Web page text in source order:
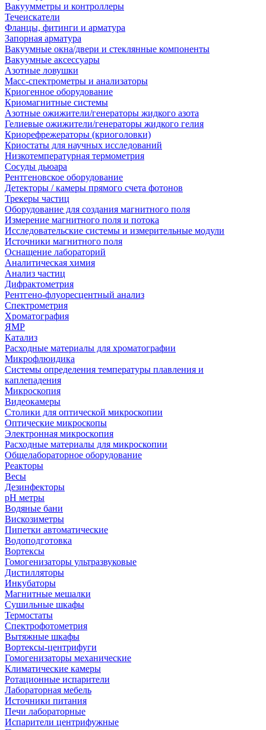
Вакуумметры и контроллеры
Течеискатели
Фланцы, фитинги и арматура
Запорная арматура
Вакуумные окна/двери и стеклянные компоненты
Вакуумные аксессуары
Азотные ловушки
Масс-спектрометры и анализаторы
Криогенное оборудование
Криомагнитные системы
Азотные ожижители/генераторы жидкого азота
Гелиевые ожижители/генераторы жидкого гелия
Криорефрежераторы (криоголовки)
Криостаты для научных исследований
Низкотемпературная термометрия
Сосуды дьюара
Рентгеновское оборудование
Детекторы / камеры прямого счета фотонов
Трекеры частиц
Оборудование для создания магнитного поля
Измерение магнитного поля и потока
Исследовательские системы и измерительные модули
Источники магнитного поля
Оснащение лабораторий
Аналитическая химия
Анализ частиц
Дифрактометрия
Рентгено-флуоресцентный анализ
Спектрометрия
Хроматография
ЯМР
Катализ
Расходные материалы для хроматографии
Микрофлюидика
Системы определения температуры плавления и
каплепадения
Микроскопия
Видеокамеры
Столики для оптической микроскопии
Оптические микроскопы
Электронная микроскопия
Расходные материалы для микроскопии
Общелабораторное оборудование
Реакторы
Весы
Дезинфекторы
рН метры
Водяные бани
Вискозиметры
Пипетки автоматические
Водоподготовка
Вортексы
Гомогенизаторы ультразвуковые
Дистилляторы
Инкубаторы
Магнитные мешалки
Сушильные шкафы
Термостаты
Спектрофотометрия
Вытяжные шкафы
Вортексы-центрифуги
Гомогенизаторы механические
Климатические камеры
Ротационные испарители
Лабораторная мебель
Источники питания
Печи лабораторные
Испарители центрифужные